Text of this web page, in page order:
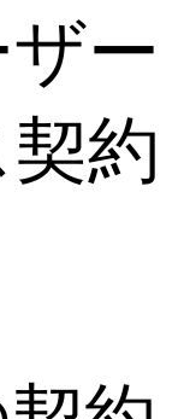
ー
約